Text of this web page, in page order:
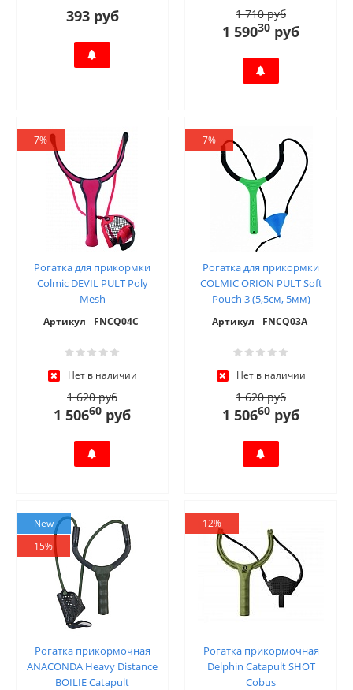
393 руб 1 710 руб
1 59030 руб
7%
Рогатка для прикормки
Colmic DEVIL PULT Poly
Mesh
Артикул FNCQ04C
Нет в наличии
1 620 руб
1 50660 руб
7%
Рогатка для прикормки
COLMIC ORION PULT Soft
Pouch 3 (5,5см, 5мм)
Артикул FNCQ03A
Нет в наличии
1 620 руб
1 50660 руб
New
15%
Рогатка прикормочная
ANACONDA Heavy Distance
BOILIE Catapult
12%
Рогатка прикормочная
Delphin Catapult SHOT
Cobus